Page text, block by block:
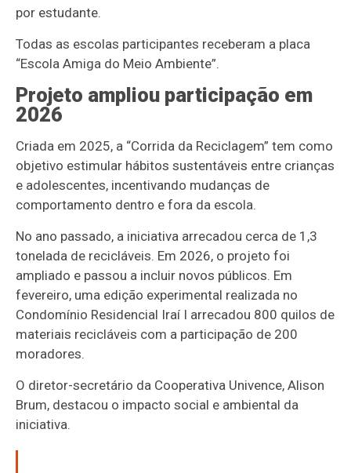
por estudante.
Todas as escolas participantes receberam a placa
“Escola Amiga do Meio Ambiente”.
Projeto ampliou participação em
2026
Criada em 2025, a “Corrida da Reciclagem” tem como
objetivo estimular hábitos sustentáveis entre crianças
e adolescentes, incentivando mudanças de
comportamento dentro e fora da escola.
No ano passado, a iniciativa arrecadou cerca de 1,3
tonelada de recicláveis. Em 2026, o projeto foi
ampliado e passou a incluir novos públicos. Em
fevereiro, uma edição experimental realizada no
Condomínio Residencial Iraí I arrecadou 800 quilos de
materiais recicláveis com a participação de 200
moradores.
O diretor-secretário da Cooperativa Univence, Alison
Brum, destacou o impacto social e ambiental da
iniciativa.